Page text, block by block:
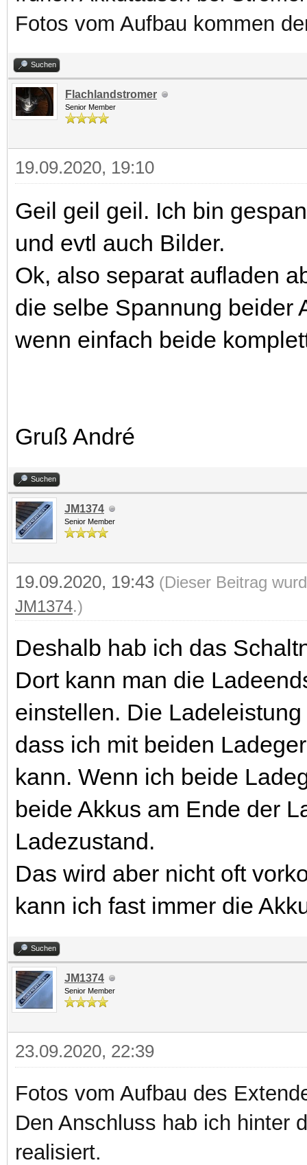
Fotos vom Aufbau kommen
Suchen
Flachlandstromer
Senior Member
19.09.2020, 19:10
Geil geil geil. Ich bin
und evtl auch Bilder.
Ok, also separat aufladen
die selbe Spannung beider
wenn einfach beide
Gruß André
Suchen
JM1374
Senior Member
19.09.2020, 19:43 (Dieser Beitrag
JM1374.)
Deshalb hab ich das
Dort kann man die
einstellen. Die
dass ich mit beiden
kann. Wenn ich beide
beide Akkus am Ende der
Ladezustand.
Das wird aber nicht oft
kann ich fast immer die
Suchen
JM1374
Senior Member
23.09.2020, 22:39
Fotos vom Aufbau des
Den Anschluss hab ich hinter
realisiert.